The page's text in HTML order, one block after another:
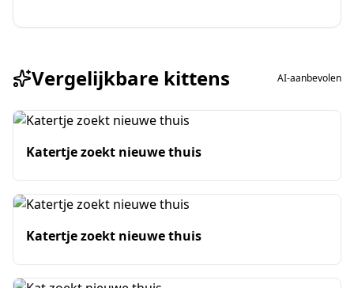
Vergelijkbare kittens AI-aanbevolen
Katertje zoekt nieuwe thuis
Katertje zoekt nieuwe thuis